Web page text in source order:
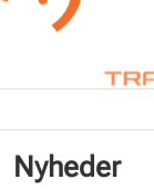
Nyheder